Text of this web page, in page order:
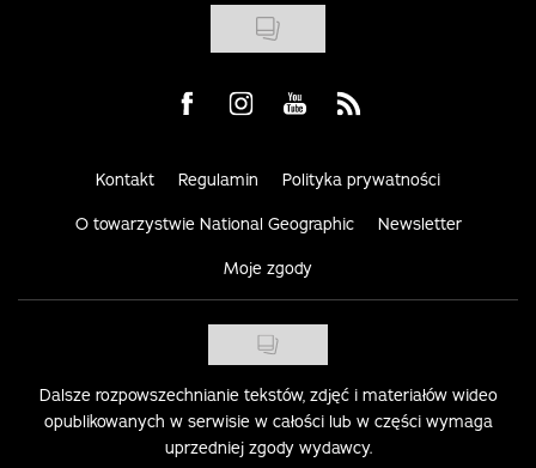
Visit us on Facebook
Visit us on Instagram
Visit us on Youtube
Visit us on Rss
Kontakt Regulamin Polityka prywatności
O towarzystwie National Geographic Newsletter
Moje zgody
Dalsze rozpowszechnianie tekstów, zdjęć i materiałów wideo
opublikowanych w serwisie w całości lub w części wymaga
uprzedniej zgody wydawcy.